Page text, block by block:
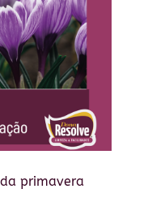
primavera